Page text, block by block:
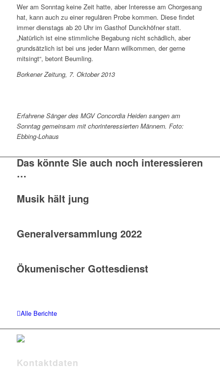
Wer am Sonntag keine Zeit hatte, aber Interesse am Chorgesang
hat, kann auch zu einer regulären Probe kommen. Diese findet
immer dienstags ab 20 Uhr im Gasthof Dunckhöfner statt.
„Natürlich ist eine stimmliche Begabung nicht schädlich, aber
grundsätzlich ist bei uns jeder Mann willkommen, der gerne
mitsingt“, betont Beumling.
Borkener Zeitung, 7. Oktober 2013
Erfahrene Sänger des MGV Concordia Heiden sangen am
Sonntag gemeinsam mit chorinteressierten Männern. Foto:
Ebbing-Lohaus
Das könnte Sie auch noch interessieren
…
Musik hält jung
Generalversammlung 2022
Ökumenischer Gottesdienst
Alle Berichte
Kontaktdaten